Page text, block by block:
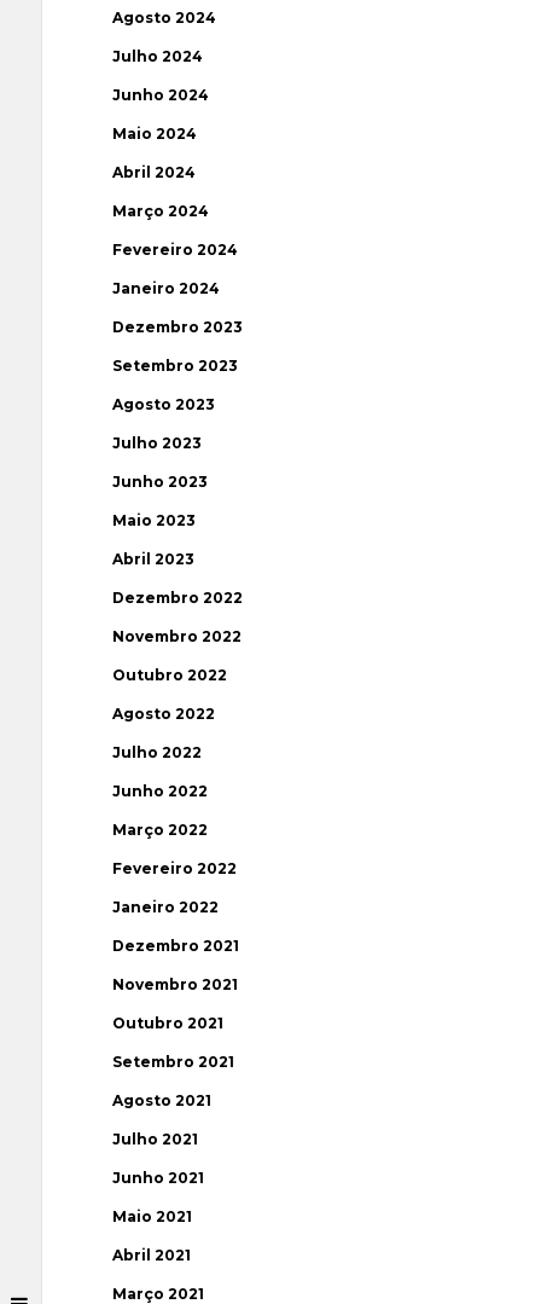
Agosto 2024
Julho 2024
Junho 2024
Maio 2024
Abril 2024
Março 2024
Fevereiro 2024
Janeiro 2024
Dezembro 2023
Setembro 2023
Agosto 2023
Julho 2023
Junho 2023
Maio 2023
Abril 2023
Dezembro 2022
Novembro 2022
Outubro 2022
Agosto 2022
Julho 2022
Junho 2022
Março 2022
Fevereiro 2022
Janeiro 2022
Dezembro 2021
Novembro 2021
Outubro 2021
Setembro 2021
Agosto 2021
Julho 2021
Junho 2021
Maio 2021
Abril 2021
Março 2021